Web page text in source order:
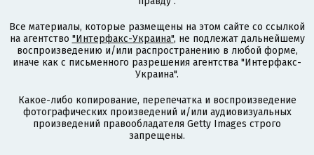
Все материалы, которые размещены на этом сайте со ссылкой
на агентство "Интерфакс-Украина", не подлежат дальнейшему
воспроизведению и/или распространению в любой форме,
иначе как с письменного разрешения агентства "Интерфакс-
Украина".
Какое-либо копирование, перепечатка и воспроизведение
фотографических произведений и/или аудиовизуальных
произведений правообладателя Getty Images строго
запрещены.